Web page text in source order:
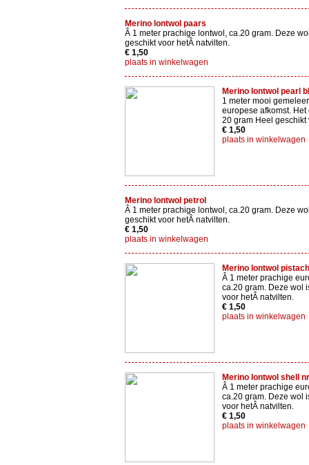
Merino lontwol paars
Â 1 meter prachige lontwol, ca.20 gram. Deze
geschikt voor hetÂ natvilten.
€ 1,50
plaats in winkelwagen
Merino lontwol pearl
1 meter mooi
europese afkomst. Het
20 gram Heel geschikt
€ 1,50
plaats in winkelwagen
Merino lontwol petrol
Â 1 meter prachige lontwol, ca.20 gram. Deze
geschikt voor hetÂ natvilten.
€ 1,50
plaats in winkelwagen
Merino lontwol
Â 1 meter prachige
ca.20 gram. Deze wol
voor hetÂ natvilten.
€ 1,50
plaats in winkelwagen
Merino lontwol shell
Â 1 meter prachige
ca.20 gram. Deze wol
voor hetÂ natvilten.
€ 1,50
plaats in winkelwagen